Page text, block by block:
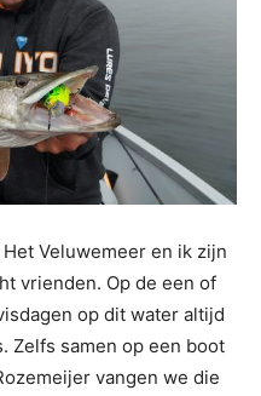
Veluwemeer en ik zijn
vrienden. Op de een of
op dit water altijd
Zelfs samen op een boot
vangen we die